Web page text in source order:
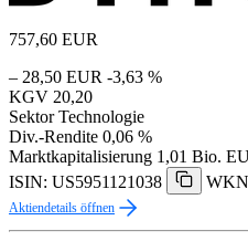
757,60 EUR
– 28,50 EUR -3,63 %
KGV 20,20
Sektor Technologie
Div.-Rendite 0,06 %
Marktkapitalisierung 1,01 Bio.
ISIN: US5951121038
Aktiendetails öffnen